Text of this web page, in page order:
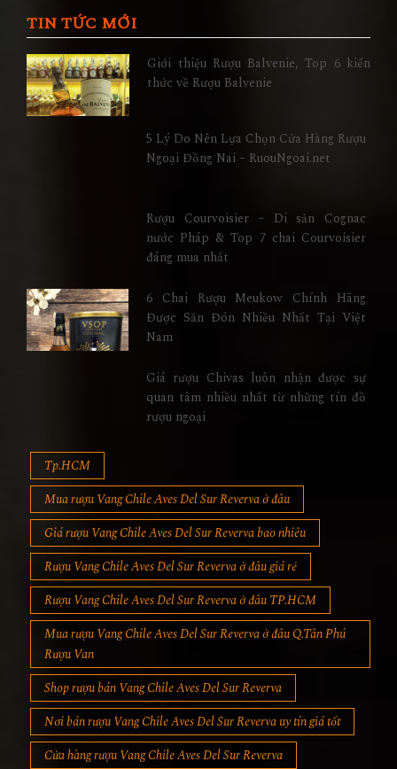
TIN TỨC MỚI
Giới thiệu Rượu Balvenie, Top 6 kiến
thức về Rượu Balvenie
5 Lý Do Nên Lựa Chọn Cửa Hàng Rượu
Ngoại Đồng Nai – RuouNgoai.net
Rượu Courvoisier – Di sản Cognac
nước Pháp & Top 7 chai Courvoisier
đáng mua nhất
6 Chai Rượu Meukow Chính Hãng
Được Săn Đón Nhiều Nhất Tại Việt
Nam
Giá rượu Chivas luôn nhận được sự
quan tâm nhiều nhất từ những tín đồ
rượu ngoại
Tp.HCM
Mua rượu Vang Chile Aves Del Sur Reverva ở đâu
Giá rượu Vang Chile Aves Del Sur Reverva bao nhiêu
Rượu Vang Chile Aves Del Sur Reverva ở đâu giá rẻ
Rượu Vang Chile Aves Del Sur Reverva ở đâu TP.HCM
Mua rượu Vang Chile Aves Del Sur Reverva ở đâu Q.Tân Phú
Rượu Van
Shop rượu bán Vang Chile Aves Del Sur Reverva
Nơi bán rượu Vang Chile Aves Del Sur Reverva uy tín giá tốt
Cửa hàng rượu Vang Chile Aves Del Sur Reverva